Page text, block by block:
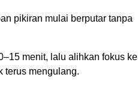
pikiran mulai berputar tanpa
menit, lalu alihkan fokus ke
terus mengulang.